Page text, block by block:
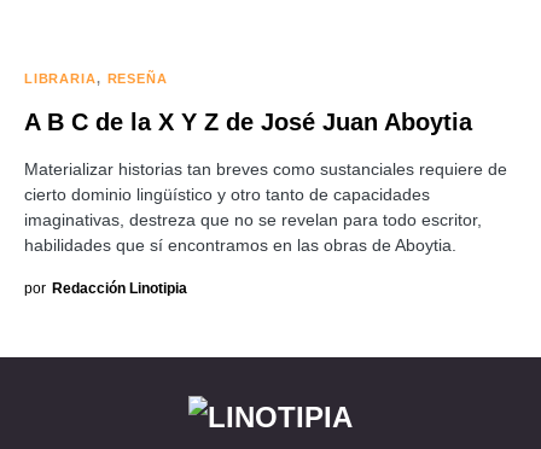
LIBRARIA RESEÑA
A B C de la X Y Z de José Juan Aboytia
Materializar historias tan breves como sustanciales requiere de
cierto dominio lingüístico y otro tanto de capacidades
imaginativas, destreza que no se revelan para todo escritor,
habilidades que sí encontramos en las obras de Aboytia.
por Redacción Linotipia